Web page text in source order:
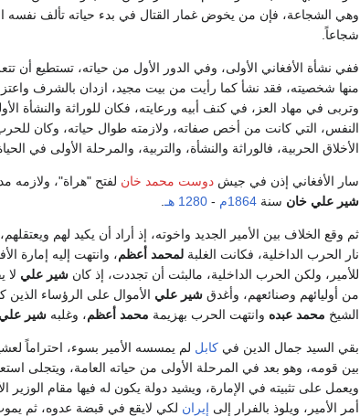
وهي الشجاعة، فإن من يخوض غمار القتال في بدء حياته تألف نفسه
شجاعاً.
ففي نشأة الأفغاني الأولى، وفي الدور الأول من حياته، تستطيع أن
منها شخصيته، فقد نشأ كما رأيت من بيت مجيد، ازدان بالشرف واعتز
وتربى في مهاد العز، في كنف أبيه ورعايته، فكان للوراثة والنشأة
النفس، التي كانت من أخص صفاته، ولازمته طوال حياته، وكان
الأخلاق الحربية، فالوراثة والنشأة، والتربية، والمرحلة الأولى في
سار الأفغاني إذن في جيش دوست محمد خان لفتح "هراة"، ولازمه
شير علي خان سنة 1864م - 1280 هـ
ثم وقع الخلاف بين الأمير الجديد واخوته، إذ أراد أن يكيد لهم
نار الحرب الداخلية، فكانت الغلبة لمحمد أعظم، وانتهت إليه إمارة
للأمير، ولكن الحرب الداخلية، مالبثت أن تجددت، إذ كان شير علي لا
من أوليائهم وصنائعهم، وأغدق شير علي الأموال على الرؤساء الذين
الشيخ محمد عبده وانتهت الحرب بهزيمة محمد أعظم، وغلبه شير علي
بقي السيد جمال الدين في كابل لم يمسسه الأمير بسوء، احتراماً
بين قومه، وهو بعد في المرحلة الأولى من حياته العامة، ويتجلى
ويعمل على تثبيته في الإمارة، ويشيد دولة يكون له فيها مقام
أمر الأمير، ويلوذ بالفرار إلى إيران لكي لايقع في قبضة عدوه، ثم يموت